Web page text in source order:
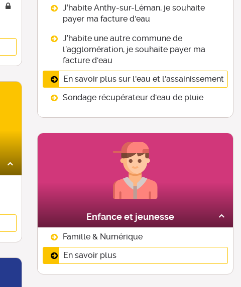
J’habite Anthy-sur-Léman, je souhaite
payer ma facture d'eau
J’habite une autre commune de
l’agglomération, je souhaite payer ma
facture d'eau
En savoir plus sur l'eau et l'assainissement
Sondage récupérateur d'eau de pluie
Enfance et jeunesse
Famille & Numérique
En savoir plus